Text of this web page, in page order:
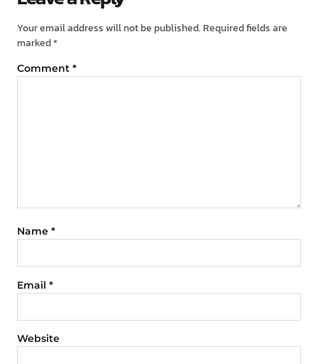
Your email address will not be published. Required fields are
marked*
Comment *
Name *
Email *
Website